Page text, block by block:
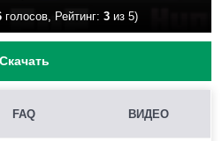
голосов, Рейтинг: 3из 5)
Скачать
FAQ ВИДЕО